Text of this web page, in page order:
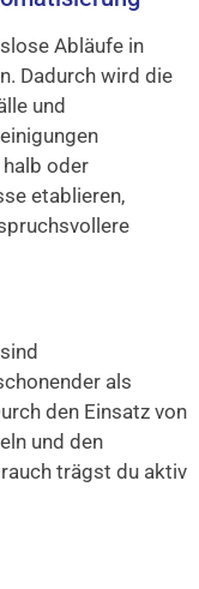
Abläufe in
Dadurch wird die
und
oder
etablieren,
sind
als
den Einsatz von
und den
trägst du aktiv